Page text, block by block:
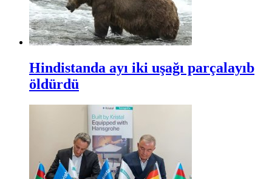
Hindistanda ayı iki uşağı parçalayıb
öldürdü